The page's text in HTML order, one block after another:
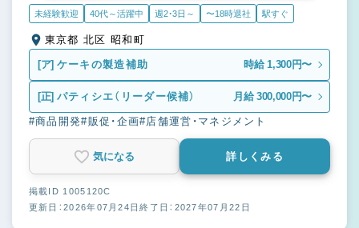
未経験歓迎 40代～活躍中 週2・3日～ 〜18時退社 駅すぐ
東京都 北区 昭和町
[ア] ケーキの製造補助 時給 1,300円〜
[正] パティシエ（リーダー候補） 月給 300,000円〜
#商品開発#販促・企画#店舗運営・マネジメント
気になる 詳しくみる
掲載ID 1005120C
更新日：2026年07月24日終了日：2027年07月22日